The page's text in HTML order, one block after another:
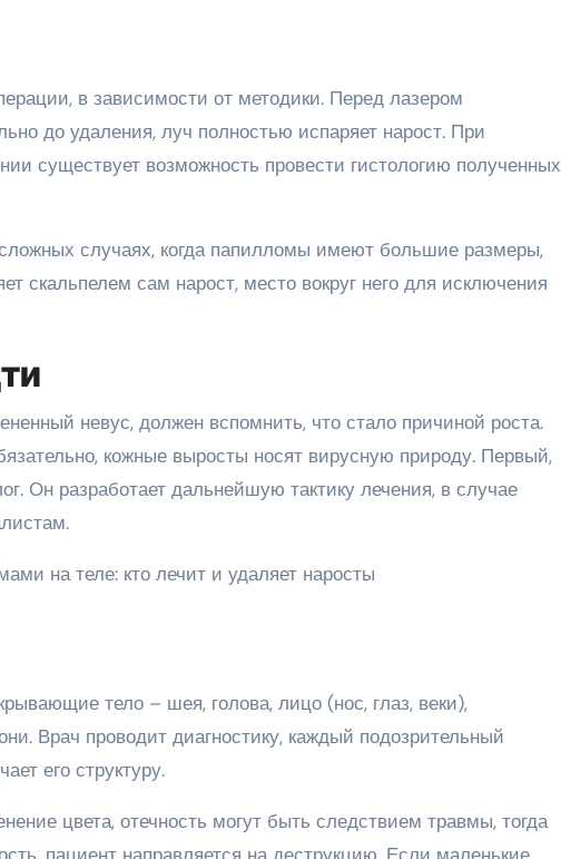
в зависимости от методики. Перед лазером
до удаления, луч полностью испаряет нарост. При
существует возможность провести гистологию полученных
случаях, когда папилломы имеют большие размеры,
скальпелем сам нарост, место вокруг него для исключения
невус, должен вспомнить, что стало причиной роста.
кожные выросты носят вирусную природу. Первый,
Он разработает дальнейшую тактику лечения, в случае
тело – шея, голова, лицо (нос, глаз, веки),
Врач проводит диагностику, каждый подозрительный
его структуру.
цвета, отечность могут быть следствием травмы, тогда
пациент направляется на деструкцию. Если маленькие